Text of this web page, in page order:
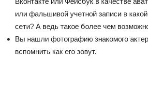
или фальшивой учетной записи в
сети? А ведь такое более чем
Вы нашли фотографию знакомого
вспомнить как его зовут.